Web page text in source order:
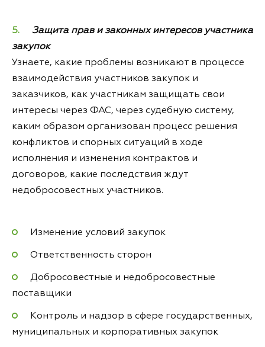
Защита прав и законных интересов участника
закупок
Узнаете, какие проблемы возникают в процессе
взаимодействия участников закупок и
заказчиков, как участникам защищать свои
интересы через ФАС, через судебную систему,
каким образом организован процесс решения
конфликтов и спорных ситуаций в ходе
исполнения и изменения контрактов и
договоров, какие последствия ждут
недобросовестных участников.
Изменение условий закупок
Ответственность сторон
Добросовестные и недобросовестные
поставщики
Контроль и надзор в сфере государственных,
муниципальных и корпоративных закупок